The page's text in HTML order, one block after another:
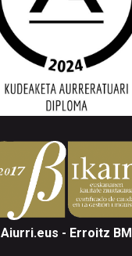
Aiurri.eus - Erroitz BM